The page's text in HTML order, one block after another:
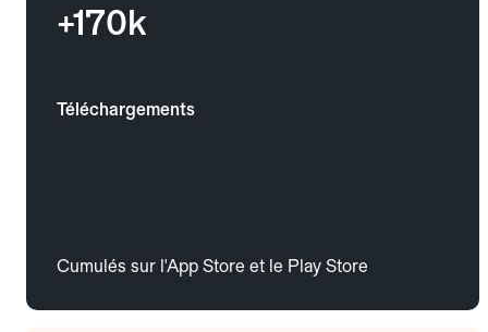
+170k
Téléchargements
Cumulés sur l'App Store et le Play Store